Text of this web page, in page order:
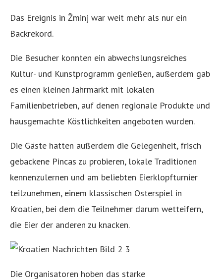
Das Ereignis in Žminj war weit mehr als nur ein
Backrekord.
Die Besucher konnten ein abwechslungsreiches
Kultur- und Kunstprogramm genießen, außerdem gab
es einen kleinen Jahrmarkt mit lokalen
Familienbetrieben, auf denen regionale Produkte und
hausgemachte Köstlichkeiten angeboten wurden.
Die Gäste hatten außerdem die Gelegenheit, frisch
gebackene Pincas zu probieren, lokale Traditionen
kennenzulernen und am beliebten Eierklopfturnier
teilzunehmen, einem klassischen Osterspiel in
Kroatien, bei dem die Teilnehmer darum wetteifern,
die Eier der anderen zu knacken.
Die Organisatoren hoben das starke